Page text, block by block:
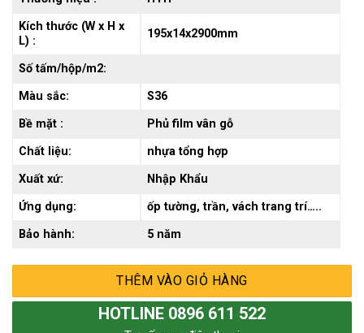
Kích thước (W x H x
L) :
195x14x2900mm
Số tấm/hộp/m2:
Màu sắc:
S36
Bề mặt :
Phủ film vân gỗ
Chất liệu:
nhựa tổng hợp
Xuất xứ:
Nhập Khẩu
Ứng dụng:
ốp tường, trần, vách trang trí…..
Bảo hành:
5 năm
THÊM VÀO GIỎ HÀNG
HOTLINE 0896 611 522